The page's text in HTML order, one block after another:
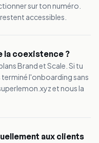
sur ton numéro.
accessibles.
la coexistence ?
Brand et Scale. Si tu
terminé l'onboarding sans
et nous la
aux clients